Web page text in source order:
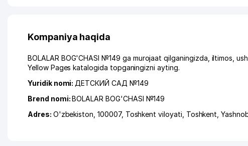
Kompaniya haqida
BOLALAR BOG'CHASI №149 ga murojaat qilganingizda, iltimos,
Yellow Pages katalogida topganingizni ayting.
Yuridik nomi: ДЕТСКИЙ САД №149
Brend nomi:BOLALAR BOG'CHASI №149
Adres: O'zbekiston, 100007, Toshkent viloyati Toshkent ,